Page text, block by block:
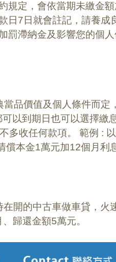
規定，會依當期未繳金
日7日就會註記，請養成
罰滯納金及影響您的個
品價值及個人條件而定
以到期日也可以選擇繳
多收任何款項。 範例 : 以
償本金1萬元加12個月利
開的中古車做車貸，火
歸還金額5萬元。